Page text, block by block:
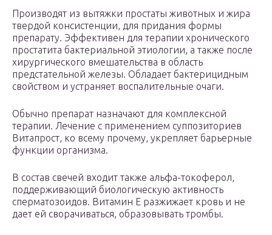
Производят из вытяжки простаты животных и жира
твердой консистенции, для придания формы
препарату. Эффективен для терапии хронического
простатита бактериальной этиологии, а также после
хирургического вмешательства в область
предстательной железы. Обладает бактерицидным
свойством и устраняет воспалительные очаги.
Обычно препарат назначают для комплексной
терапии. Лечение с применением суппозиториев
Витапрост, ко всему прочему, укрепляет барьерные
функции организма.
В состав свечей входит также альфа-токоферол,
поддерживающий биологическую активность
сперматозоидов. Витамин Е разжижает кровь и не
дает ей сворачиваться, образовывать тромбы.